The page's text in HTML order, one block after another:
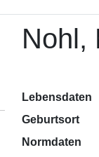
Nohl,
Lebensdaten
Geburtsort
Normdaten